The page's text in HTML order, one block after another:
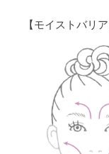
【モイストバリ